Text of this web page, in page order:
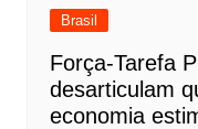
Brasil
Força-Tarefa
desarticulam
economia